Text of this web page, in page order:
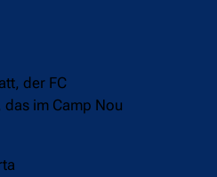
der FC
das im Camp Nou